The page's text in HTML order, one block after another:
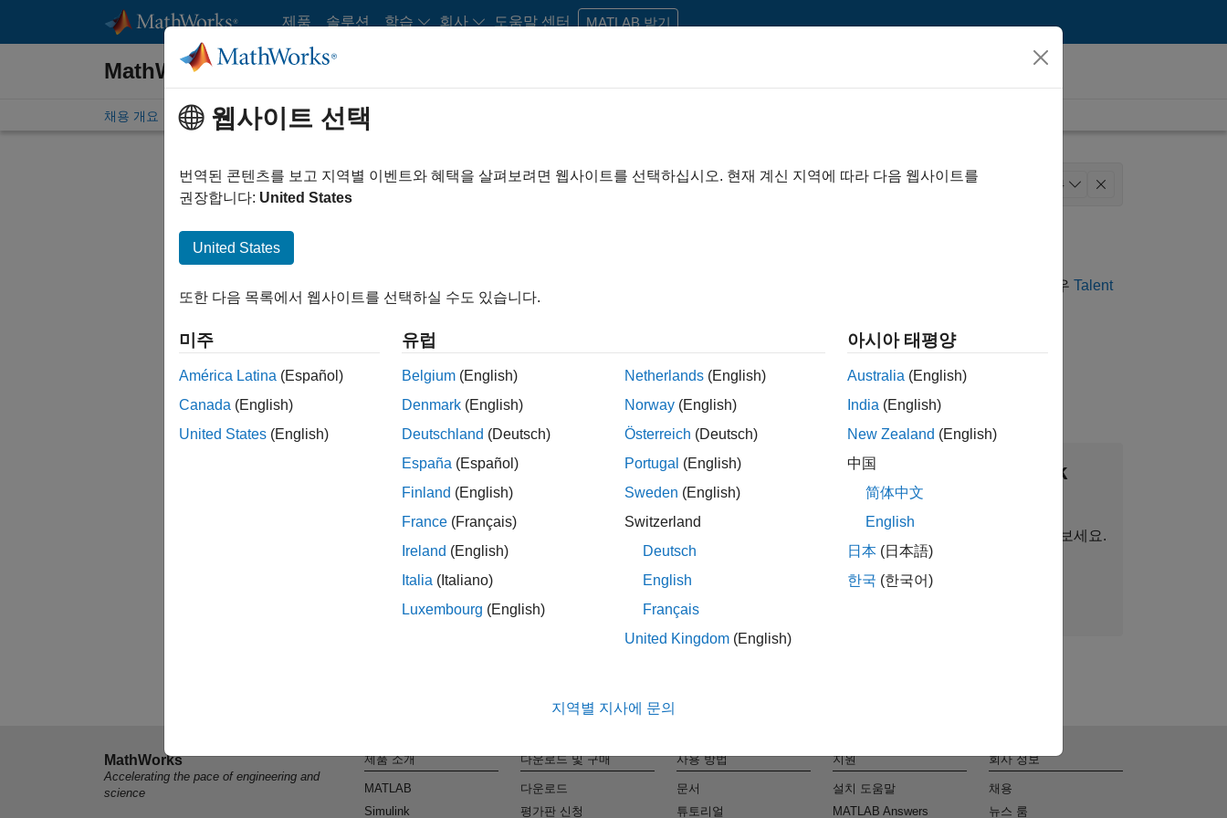
콘텐츠로 바로 가기
제품 솔루션 학습 회사 도움말 센터 MATLAB 받기
MathWorks 채용 정보
채용 개요 채용 공고 검색 지사 위치 재학생 및 신규 졸업생 채용
필터링 기준 New Career Program (EDG) Advanced Support Product Development Program Management 4
. 자신의 지원자격에 맞는 채용 공고를 여전히 찾을 수 없는 경우 Talent
Network
에 가입하여 신규 채용 기회에 대한 업데이트 소식을 받을 수 있습니다.
모든 채용 공고가 번역되어 있지는 않습니다. 거주하는 지역의 모든 채용 공고를 찾으려면 근무지를 기준으로
검색하십시오.
MathWorks Talent Network
가입하기
맞춤형 채용 정보, 스토리, 회사 최신 소식을 받아보세요.
지금 가입
웹사이트 선택
번역된 콘텐츠를 보고 지역별 이벤트와 혜택을 살펴보려면 웹사이트를 선택하십시오. 현재 계신 지역에 따라 다음 웹사이트를
권장합니다: United States
United States
또한 다음 목록에서 웹사이트를 선택하실 수도 있습니다.
미주
América Latina (Español)
Canada (English)
United States (English)
유럽
Belgium (English)
Denmark (English)
Deutschland (Deutsch)
España (Español)
Finland (English)
France (Français)
Ireland (English)
Italia (Italiano)
Luxembourg (English)
Netherlands (English)
Norway (English)
Österreich (Deutsch)
Portugal (English)
Sweden (English)
Switzerland
Deutsch
English
Français
United Kingdom (English)
아시아 태평양
Australia (English)
India (English)
New Zealand (English)
中国
简体中文
English
日本 (日本語)
한국 (한국어)
지역별 지사에 문의
MathWorks
Accelerating the pace of engineering and
science
제품 소개
MATLAB
Simulink
다운로드 및 구매
다운로드
평가판 신청
사용 방법
문서
튜토리얼
지원
설치 도움말
MATLAB Answers
회사 정보
채용
뉴스 룸